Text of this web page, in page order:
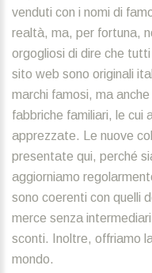
venduti con i nomi di
realtà, ma, per fortuna,
orgogliosi di dire che
sito web sono originali
marchi famosi, ma
fabbriche familiari, le cui
apprezzate. Le nuove
presentate qui, perché
aggiorniamo
sono coerenti con quelli
merce senza
sconti. Inoltre, offriamo
mondo.